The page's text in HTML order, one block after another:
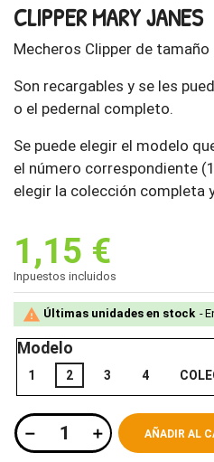
CLIPPER MARY JANES
Mecheros Clipper de tamaño
Son recargables y se les
o el pedernal completo.
Se puede elegir el modelo
el número correspondiente
elegir la colección completa
1,15 €
Inpuestos incluidos
 Últimas unidades en stock
Modelo
1 2 3 4
AÑADIR AL